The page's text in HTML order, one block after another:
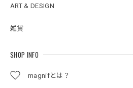
ART & DESIGN
雑貨
SHOP INFO
magnifとは？